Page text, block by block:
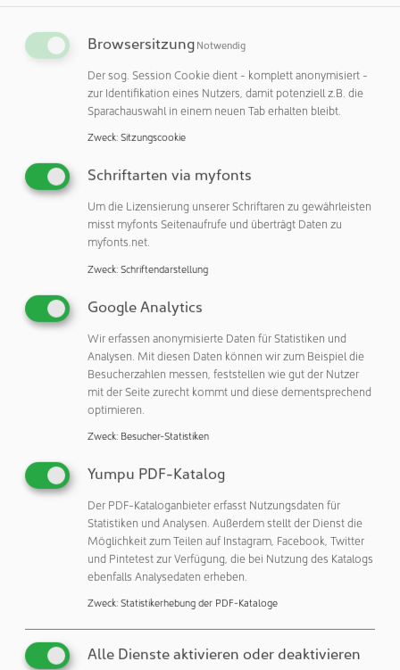
selbst kleinste Partikel die Produkte erheblich beschädigen
können oder gar unbrauchbar machen.
Diese Zertifizierung stellt sicher, dass die Verwendung der
Positioniereinheiten die strengen Sauberkeitsstandards,
die in kritischen Fertigungsprozessen erforderlich sind,
nicht beeinträchtigt. Es erweitert auch ihre Anwendbarkeit
in fortschrittlichen Technologiesektoren, die eine präzise
Umgebungskontrolle und hohe Präzision erfordern.
Mit dieser Zertifizierung unterstreicht UNIMOTION sein
anspruchsvollen Anforderungen der modernen Industrie
zu erfüllen. Die Zertifizierung stellt sicher, dass die CTL-
Lineareinheiten die höchsten Sauberkeitsstandards
einhalten, die für sensible und präzise Positionierungen in
Rein- und Sauberräumen erforderlich sind.
UNIMOTION GmbH / UNIMOTION
Deutschland
Veröffentlichungen:
Weitere Veröffentlichungen dieses Unternehmens / Autors
Browsersitzung Notwendig
Der sog. Session Cookie dient - komplett anonymisiert -
zur Identifikation eines Nutzers, damit potenziell z.B. die
Sparachauswahl in einem neuen Tab erhalten bleibt.
Zweck: Sitzungscookie
Schriftarten via myfonts
Um die Lizensierung unserer Schriftaren zu gewährleisten
misst myfonts Seitenaufrufe und überträgt Daten zu
myfonts.net.
Zweck: Schriftendarstellung
Google Analytics
Wir erfassen anonymisierte Daten für Statistiken und
Analysen. Mit diesen Daten können wir zum Beispiel die
Besucherzahlen messen, feststellen wie gut der Nutzer
mit der Seite zurecht kommt und diese dementsprechend
optimieren.
Zweck: Besucher-Statistiken
Yumpu PDF-Katalog
Der PDF-Kataloganbieter erfasst Nutzungsdaten für
Statistiken und Analysen. Außerdem stellt der Dienst die
Möglichkeit zum Teilen auf Instagram, Facebook, Twitter
und Pintetest zur Verfügung, die bei Nutzung des Katalogs
ebenfalls Analysedaten erheben.
Zweck: Statistikerhebung der PDF-Kataloge
Alle Dienste aktivieren oder deaktivieren